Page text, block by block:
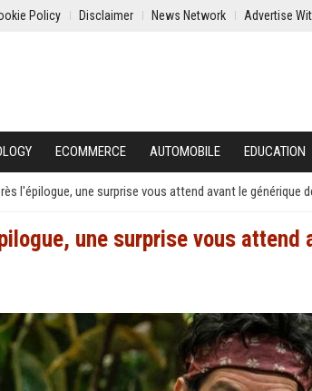
Policy Disclaimer News Network Advertise
ECOMMERCE AUTOMOBILE EDUCATION
l'épilogue, une surprise vous attend avant le générique
une surprise vous attend